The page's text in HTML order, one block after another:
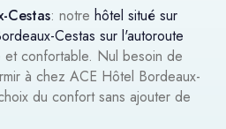
Cestas: notre hôtel situé sur
Cestas sur l'autoroute
et confortable. Nul besoin de
à chez ACE Hôtel Bordeaux-
du confort sans ajouter de